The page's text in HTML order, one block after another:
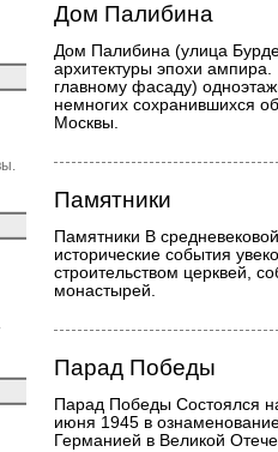
Дом Палибина
Дом Палибина (улица
архитектуры эпохи
главному фасаду)
немногих сохранившихся
Москвы.
Памятники
Памятники В
исторические события
строительством церквей,
монастырей.
Парад Победы
Парад Победы Состоялся
июня 1945 в
Германией в Великой